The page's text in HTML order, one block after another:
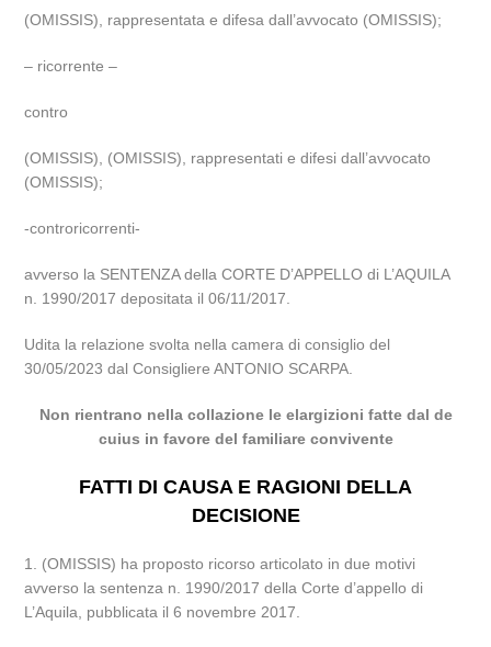
(OMISSIS), rappresentata e difesa dall’avvocato (OMISSIS);
– ricorrente –
contro
(OMISSIS), (OMISSIS), rappresentati e difesi dall’avvocato
(OMISSIS);
-controricorrenti-
avverso la SENTENZA della CORTE D’APPELLO di L’AQUILA
n. 1990/2017 depositata il 06/11/2017.
Udita la relazione svolta nella camera di consiglio del
30/05/2023 dal Consigliere ANTONIO SCARPA.
Non rientrano nella collazione le elargizioni fatte dal de
cuius in favore del familiare convivente
FATTI DI CAUSA E RAGIONI DELLA
DECISIONE
1. (OMISSIS) ha proposto ricorso articolato in due motivi
avverso la sentenza n. 1990/2017 della Corte d’appello di
L’Aquila, pubblicata il 6 novembre 2017.